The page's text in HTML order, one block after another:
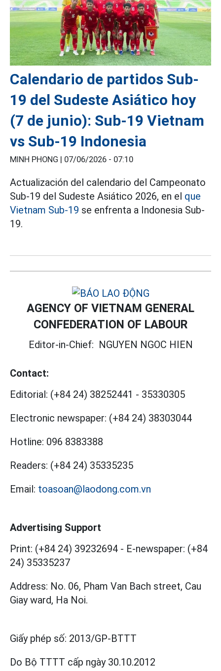
Calendario de partidos Sub-
19 del Sudeste Asiático hoy
(7 de junio): Sub-19 Vietnam
vs Sub-19 Indonesia
MINH PHONG | 07/06/2026 - 07:10
Actualización del calendario del Campeonato
Sub-19 del Sudeste Asiático 2026, en el que
Vietnam Sub-19 se enfrenta a Indonesia Sub-
19.
AGENCY OF VIETNAM GENERAL
CONFEDERATION OF LABOUR
Editor-in-Chief: NGUYEN NGOC HIEN
Contact:
Editorial: (+84 24) 38252441 - 35330305
Electronic newspaper: (+84 24) 38303044
Hotline: 096 8383388
Readers: (+84 24) 35335235
Email: toasoan@laodong.com.vn
Advertising Support
Print: (+84 24) 39232694 - E-newspaper: (+84
24) 35335237
Address: No. 06, Pham Van Bach street, Cau
Giay ward, Ha Noi.
Giấy phép số: 2013/GP-BTTT
Do Bộ TTTT cấp ngày 30.10.2012